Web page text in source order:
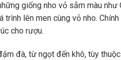
giống nho vỏ sẫm màu
lên men cùng vỏ nho.
cho rượu.
đà, từ ngọt đến khô, tùy